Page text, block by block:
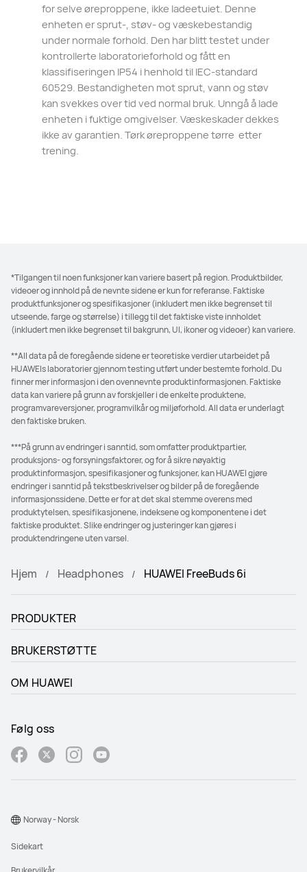
for selve øreproppene, ikke ladeetuiet. Denne
enheten er sprut-, støv- og væskebestandig
under normale forhold. Den har blitt testet under
kontrollerte laboratorieforhold og fått en
klassifiseringen IP54 i henhold til IEC-standard
60529. Bestandigheten mot sprut, vann og støv
kan svekkes over tid ved normal bruk. Unngå å lade
enheten i fuktige omgivelser. Væskeskader dekkes
ikke av garantien. Tørk øreproppene tørre ⁠ etter
trening.
*Tilgangen til noen funksjoner kan variere basert på region. Produktbilder,
videoer og innhold på de nevnte sidene er kun for referanse. Faktiske
produktfunksjoner og spesifikasjoner (inkludert men ikke begrenset til
utseende, farge og størrelse) i tillegg til det faktiske viste innholdet
(inkludert men ikke begrenset til bakgrunn, UI, ikoner og videoer) kan variere.
**All data på de foregående sidene er teoretiske verdier utarbeidet på
HUAWEIs laboratorier gjennom testing utført under bestemte forhold. Du
finner mer informasjon i den ovennevnte produktinformasjonen. Faktiske
data kan variere på grunn av forskjeller i de enkelte produktene,
programvareversjoner, programvilkår og miljøforhold. All data er underlagt
den faktiske bruken.
***På grunn av endringer i sanntid, som omfatter produktpartier,
produksjons- og forsyningsfaktorer, og for å sikre nøyaktig
produktinformasjon, spesifikasjoner og funksjoner, kan HUAWEI gjøre
endringer i sanntid på tekstbeskrivelser og bilder på de foregående
informasjonssidene. Dette er for at det skal stemme overens med
produktytelsen, spesifikasjonene, indeksene og komponentene i det
faktiske produktet. Slike endringer og justeringer kan gjøres i
produktendringene uten varsel.
Hjem Headphones HUAWEI FreeBuds 6i
PRODUKTER
BRUKERSTØTTE
OM HUAWEI
Følg oss
Sidekart
Norway - Norsk